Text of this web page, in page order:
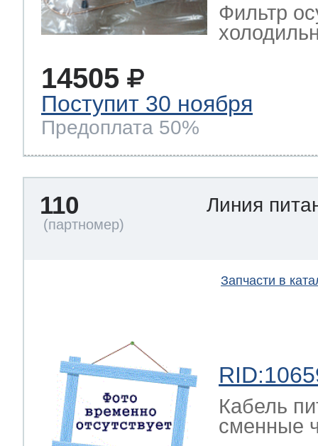
Фильтр
14505
Поступит 30 ноября
Предоплата 50%
110 Линия
Запчасти в
Кабель
сменные